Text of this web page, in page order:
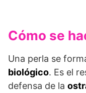
Cómo se
Una perla se
biológico. Es el
defensa de la